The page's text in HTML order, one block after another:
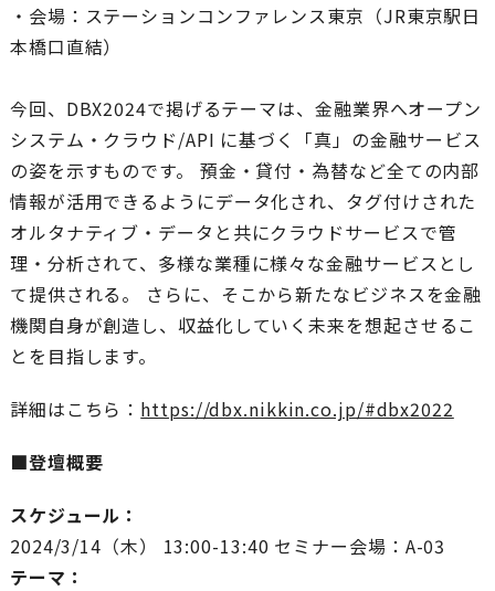
・会場：ステーションコンファレンス東京（JR東京駅日
本橋口直結）
今回、DBX2024で掲げるテーマは、金融業界へオープン
システム・クラウド/API に基づく「真」の金融サービス
の姿を示すものです。 預金・貸付・為替など全ての内部
情報が活用できるようにデータ化され、タグ付けされた
オルタナティブ・データと共にクラウドサービスで管
理・分析されて、多様な業種に様々な金融サービスとし
て提供される。 さらに、そこから新たなビジネスを金融
機関自身が創造し、収益化していく未来を想起させるこ
とを目指します。
詳細はこちら： https://dbx.nikkin.co.jp/#dbx2022
■登壇概要
スケジュール：
2024/3/14（木） 13:00-13:40 セミナー会場：A-03
テーマ：